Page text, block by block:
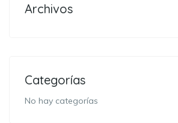
Archivos
Categorías
No hay categorías